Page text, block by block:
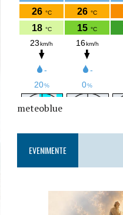
meteoblue
EVENIMENTE